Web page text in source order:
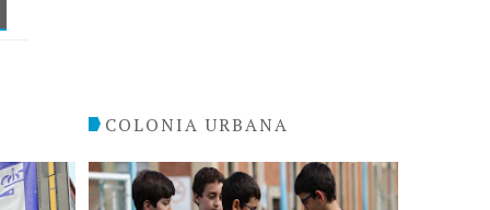
COLONIA URBANA